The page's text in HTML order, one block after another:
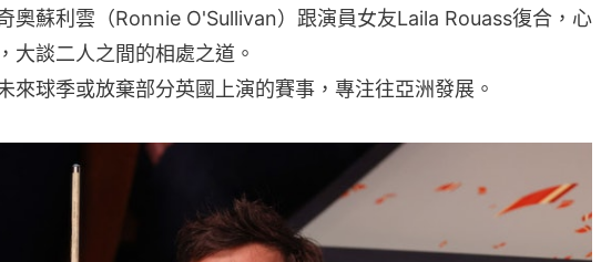
奧蘇利雲（Ronnie O'Sullivan）跟演員女友Laila Rouass復合，心
大談二人之間的相處之道。
來球季或放棄部分英國上演的賽事，專注往亞洲發展。